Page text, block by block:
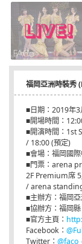
福岡亞洲時裝秀
■日期：2019年
■開場時間：
■開演時間：1st
/ 18:00 (預定)
■會場：福岡國際
■門票：arena
2F Premium席
/ arena
■主辦方：福岡
■協辦方：福岡
■官方主頁：
Facebook：
Twitter：